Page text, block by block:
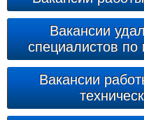
Вакансии
специалистов по
Вакансии